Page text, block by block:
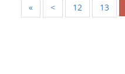
« < 12 13